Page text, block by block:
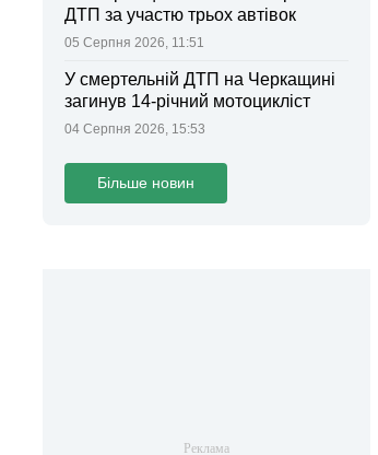
ДТП за участю трьох автівок
05 Серпня 2026, 11:51
У смертельній ДТП на Черкащині
загинув 14-річний мотоцикліст
04 Серпня 2026, 15:53
Більше новин